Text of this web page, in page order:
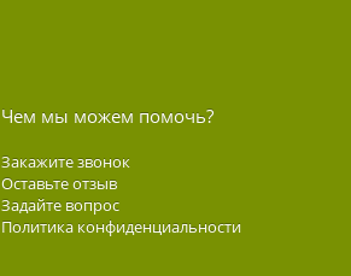
Чем мы можем помочь?
Закажите звонок
Оставьте отзыв
Задайте вопрос
Политика конфиденциальности